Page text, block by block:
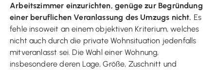
Arbeitszimmer einzurichten, genüge zur Begründung
einer beruflichen Veranlassung des Umzugs nicht. Es
fehle insoweit an einem objektiven Kriterium, welches
nicht auch durch die private Wohnsituation jedenfalls
mitveranlasst sei. Die Wahl einer Wohnung,
insbesondere deren Lage, Größe, Zuschnitt und